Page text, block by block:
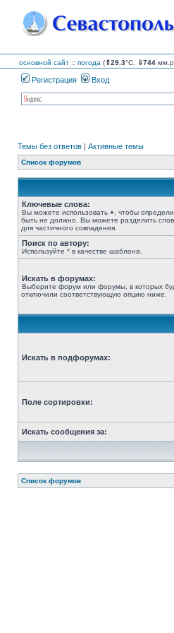
основной сайт :: погода (⇑29.3°C, ⇓744
Регистрация Вход
Темы без ответов | Активные темы
Список форумов
Ключевые слова:
Вы можете использовать + , чтобы
быть не должно. Вы можете разделить
для частичного совпадения.
Поиск по автору:
Используйте * в качестве шаблона.
Искать в форумах:
Выберите форум или форумы, в которых
отключили соответствующую опцию ниже.
Искать в подфорумах:
Поле сортировки:
Искать сообщения за:
Список форумов